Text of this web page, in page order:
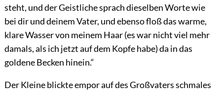
steht, und der Geistliche sprach dieselben Worte wie
bei dir und deinem Vater, und ebenso floß das warme,
klare Wasser von meinem Haar (es war nicht viel mehr
damals, als ich jetzt auf dem Kopfe habe) da in das
goldene Becken hinein.“
Der Kleine blickte empor auf des Großvaters schmales